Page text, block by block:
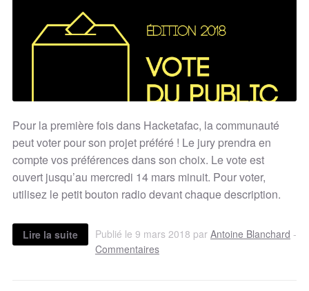
Pour la première fois dans Hacketafac, la communauté
peut voter pour son projet préféré ! Le jury prendra en
compte vos préférences dans son choix. Le vote est
ouvert jusqu’au mercredi 14 mars minuit. Pour voter,
utilisez le petit bouton radio devant chaque description.
Lire la suite Publié le 9 mars 2018 par Antoine Blanchard -
Commentaires